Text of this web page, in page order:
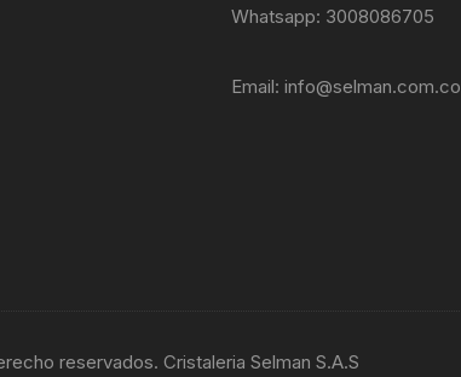
Whatsapp: 3008086705
Email: info@selman.com.co
reservados. Cristaleria Selman S.A.S